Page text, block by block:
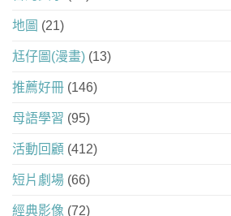
地圖 (21)
尪仔圖(漫畫) (13)
推薦好冊 (146)
母語學習 (95)
活動回顧 (412)
短片劇場 (66)
經典影像 (72)